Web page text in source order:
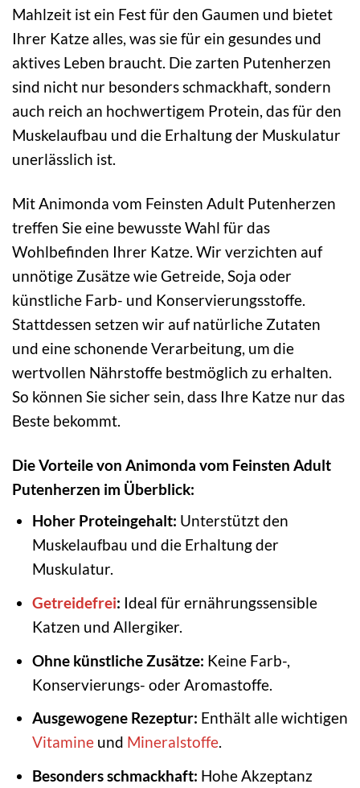
Mahlzeit ist ein Fest für den Gaumen und bietet
Ihrer Katze alles, was sie für ein gesundes und
aktives Leben braucht. Die zarten Putenherzen
sind nicht nur besonders schmackhaft, sondern
auch reich an hochwertigem Protein, das für den
Muskelaufbau und die Erhaltung der Muskulatur
unerlässlich ist.
Mit Animonda vom Feinsten Adult Putenherzen
treffen Sie eine bewusste Wahl für das
Wohlbefinden Ihrer Katze. Wir verzichten auf
unnötige Zusätze wie Getreide, Soja oder
künstliche Farb- und Konservierungsstoffe.
Stattdessen setzen wir auf natürliche Zutaten
und eine schonende Verarbeitung, um die
wertvollen Nährstoffe bestmöglich zu erhalten.
So können Sie sicher sein, dass Ihre Katze nur das
Beste bekommt.
Die Vorteile von Animonda vom Feinsten Adult
Putenherzen im Überblick:
Hoher Proteingehalt: Unterstützt den
Muskelaufbau und die Erhaltung der
Muskulatur.
Getreidefrei: Ideal für ernährungssensible
Katzen und Allergiker.
Ohne künstliche Zusätze: Keine Farb-,
Konservierungs- oder Aromastoffe.
Ausgewogene Rezeptur: Enthält alle wichtigen
Vitamineund Mineralstoffe.
Besonders schmackhaft: Hohe Akzeptanz